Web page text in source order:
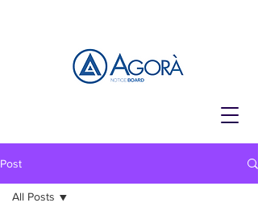
Post
All Posts